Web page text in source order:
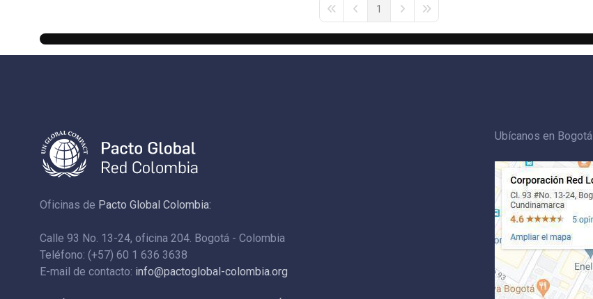
First PagePrevious Page
1
Next PageLast Page
Oficinas de Pacto Global Colombia:
Calle 93 No. 13-24, oficina 204. Bogotá - Colombia
Teléfono: (+57) 60 1 636 3638
E-mail de contacto: info@pactoglobal-colombia.org
Ubícanos en Bogotá